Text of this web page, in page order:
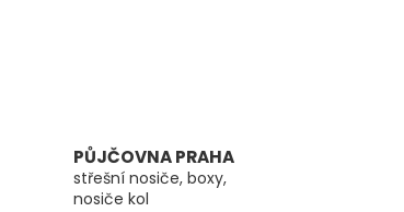
PŮJČOVNA PRAHA
střešní nosiče, boxy,
nosiče kol